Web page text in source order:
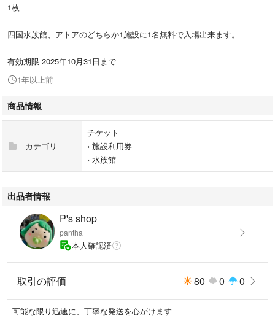
1枚
四国水族館、アトアのどちらか1施設に1名無料で入場出来ます。
有効期限 2025年10月31日まで
1年以上前
商品情報
カテゴリ
チケット
› 施設利用券
› 水族館
出品者情報
P's shop
pantha
本人確認済
取引の評価 80 0 0
可能な限り迅速に、丁寧な発送を心がけます